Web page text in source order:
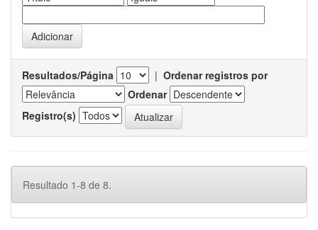
Resultados/Página | Ordenar registros por
Ordenar
Registro(s)
Resultado 1-8 de 8.